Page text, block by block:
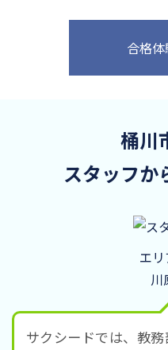
合格
桶川
スタッフか
エ
川
サクシードでは、教